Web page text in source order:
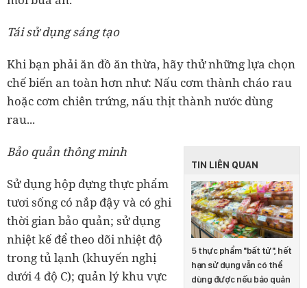
Tái sử dụng sáng tạo
Khi bạn phải ăn đồ ăn thừa, hãy thử những lựa chọn
chế biến an toàn hơn như: Nấu cơm thành cháo rau
hoặc cơm chiên trứng, nấu thịt thành nước dùng
rau...
TIN LIÊN QUAN
5 thực phẩm "bất tử", hết
hạn sử dụng vẫn có thể
dùng được nếu bảo quản
Bảo quản thông minh
Sử dụng hộp đựng thực phẩm
tươi sống có nắp đậy và có ghi
thời gian bảo quản; sử dụng
nhiệt kế để theo dõi nhiệt độ
trong tủ lạnh (khuyến nghị
dưới 4 độ C); quản lý khu vực